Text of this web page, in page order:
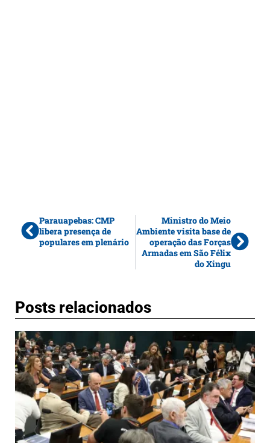
Parauapebas: CMP
libera presença de
populares em plenário
Ministro do Meio
Ambiente visita base de
operação das Forças
Armadas em São Félix
do Xingu
Posts relacionados